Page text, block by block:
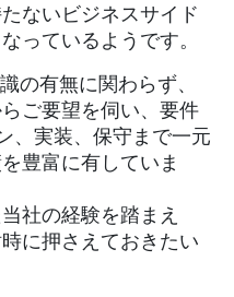
ないビジネスサイド
っているようです。
の有無に関わらず、
ご要望を伺い、要件
、実装、保守まで一元
豊富に有していま
社の経験を踏まえ
に押さえておきたい